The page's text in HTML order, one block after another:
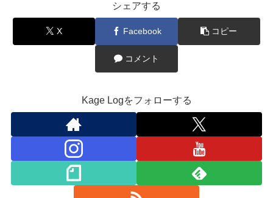
シェアする
X Facebook コピー
コメント
Kage Logをフォローする